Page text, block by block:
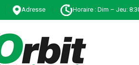
Adresse Horaire : Dim – Jeu: